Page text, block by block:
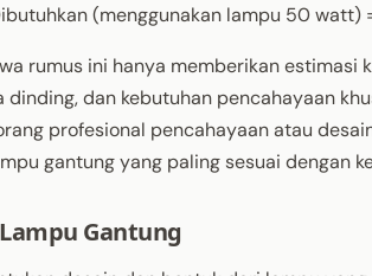
(menggunakan lampu 50
rumus ini hanya memberikan
dan kebutuhan pencahayaan
profesional pencahayaan atau
gantung yang paling sesuai dengan
Gantung